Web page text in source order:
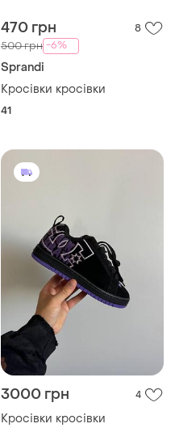
470 грн 8
500 грн -6%
Sprandi
Кросівки кросівки
41
3000 грн 4
Кросівки кросівки